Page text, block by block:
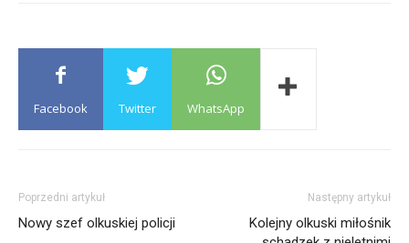
Facebook Twitter WhatsApp
Poprzedni artykuł
Nowy szef olkuskiej policji
Następny artykuł
Kolejny olkuski miłośnik